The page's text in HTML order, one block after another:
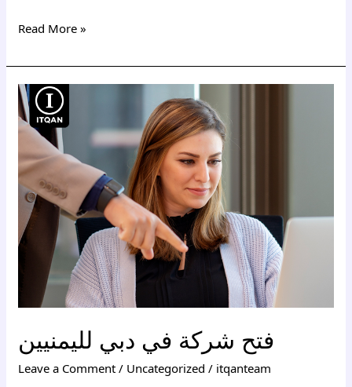
Read More »
فتح شركة في دبي لليمنيين
Leave a Comment / Uncategorized / itqanteam
فتح
شركة
في
دبي
لليمنيين